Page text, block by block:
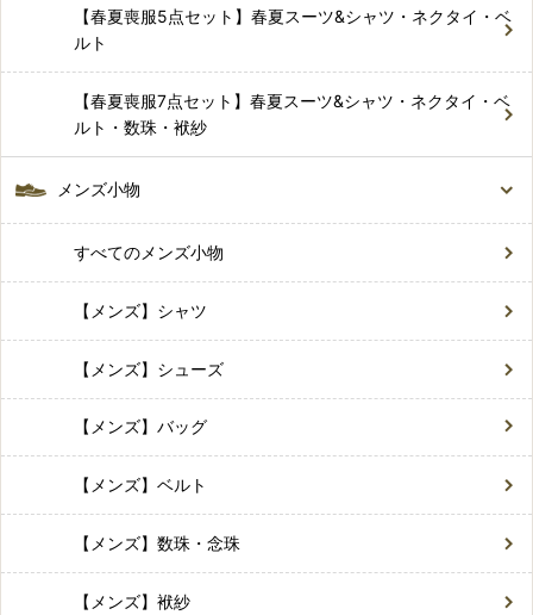
【春夏喪服5点セット】春夏スーツ&シャツ・ネクタイ・ベ
ルト
【春夏喪服7点セット】春夏スーツ&シャツ・ネクタイ・ベ
ルト・数珠・袱紗
メンズ小物
すべてのメンズ小物
【メンズ】シャツ
【メンズ】シューズ
【メンズ】バッグ
【メンズ】ベルト
【メンズ】数珠・念珠
【メンズ】袱紗